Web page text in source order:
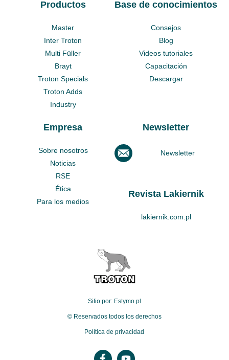
Productos
Master
Inter Troton
Multi Füller
Brayt
Troton Specials
Troton Adds
Industry
Base de conocimientos
Consejos
Blog
Videos tutoriales
Capacitación
Descargar
Empresa
Sobre nosotros
Noticias
RSE
Ética
Para los medios
Newsletter
Newsletter
Revista Lakiernik
lakiernik.com.pl
Sitio por: Estymo.pl
© Reservados todos los derechos
Política de privacidad